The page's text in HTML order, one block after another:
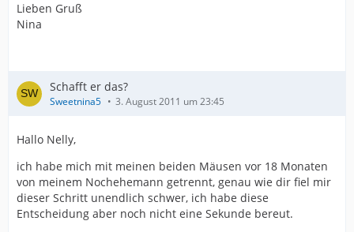
Lieben Gruß
Nina
Schafft er das?
Sweetnina5 3. August 2011 um 23:45
Hallo Nelly,
ich habe mich mit meinen beiden Mäusen vor 18 Monaten
von meinem Nochehemann getrennt, genau wie dir fiel mir
dieser Schritt unendlich schwer, ich habe diese
Entscheidung aber noch nicht eine Sekunde bereut.